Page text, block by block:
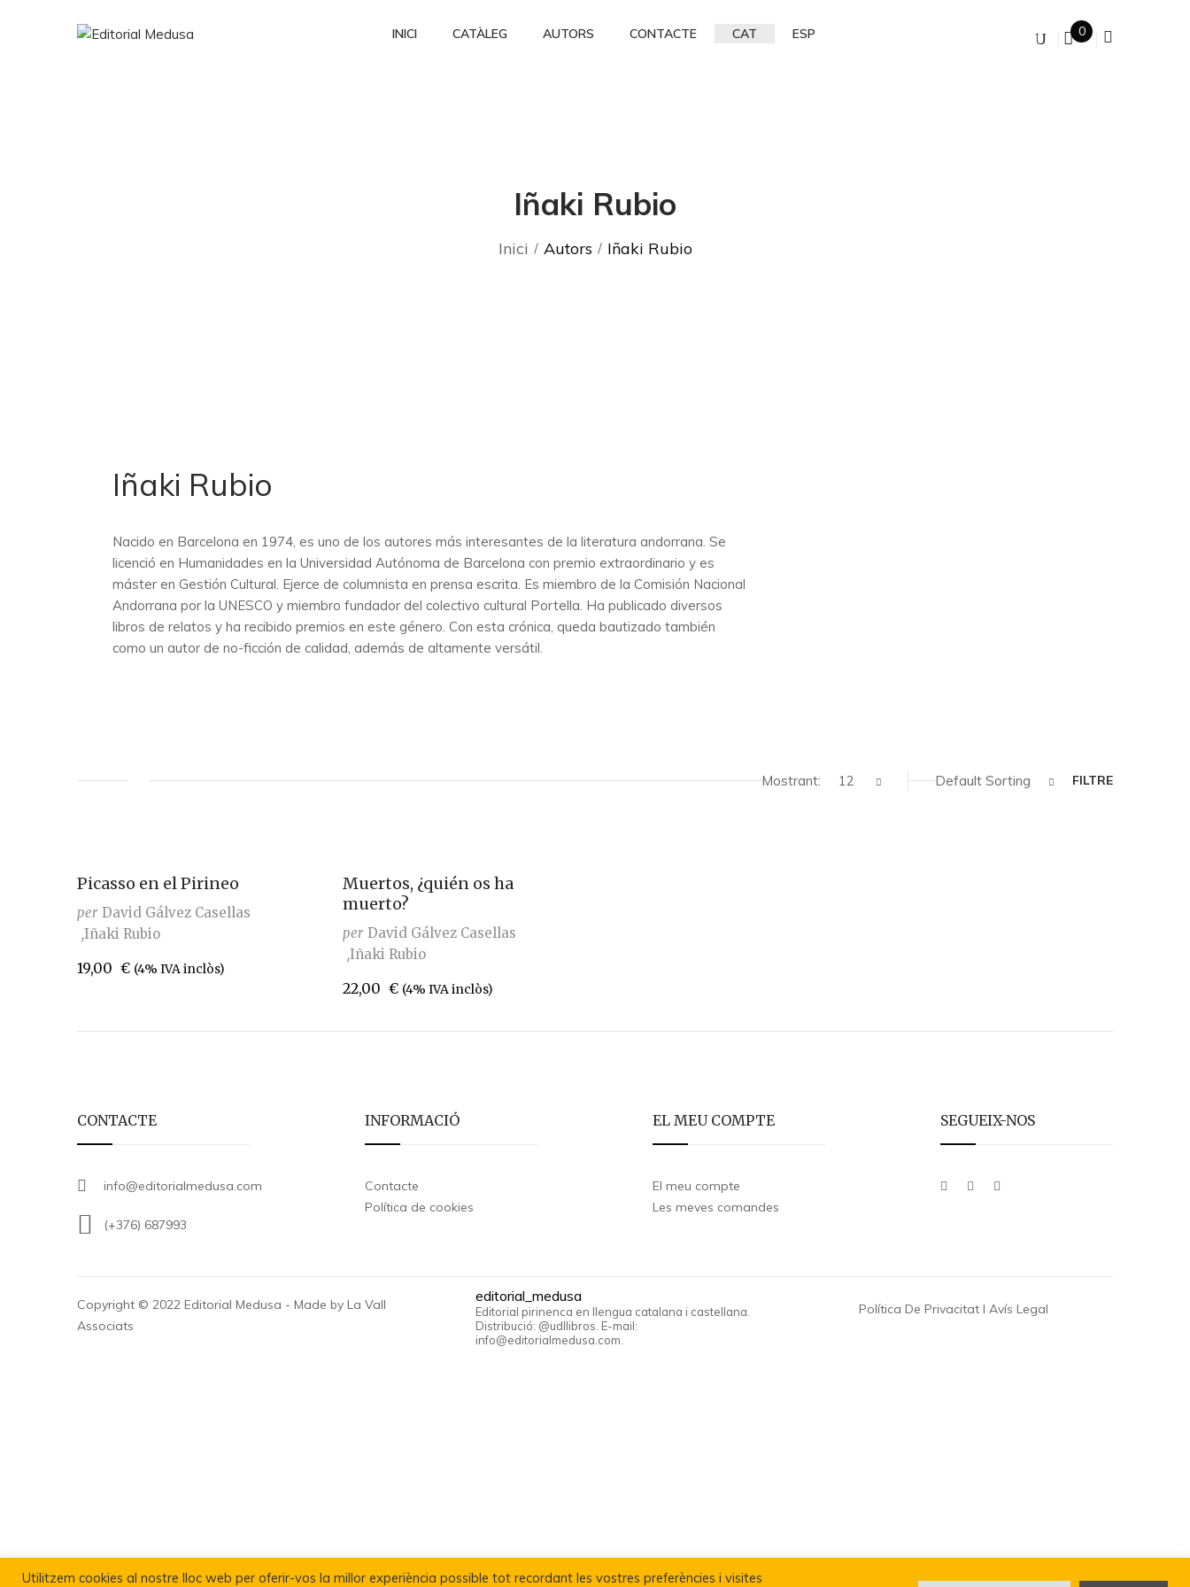
INICI CATÀLEG AUTORS CONTACTE CAT ESP 0
Iñaki Rubio
Inici Autors Iñaki Rubio
Iñaki Rubio
Nacido en Barcelona en 1974, es uno de los autores más interesantes de la literatura andorrana. Se
licenció en Humanidades en la Universidad Autónoma de Barcelona con premio extraordinario y es
máster en Gestión Cultural. Ejerce de columnista en prensa escrita. Es miembro de la Comisión Nacional
Andorrana por la UNESCO y miembro fundador del colectivo cultural Portella. Ha publicado diversos
libros de relatos y ha recibido premios en este género. Con esta crónica, queda bautizado también
como un autor de no-ficción de calidad, además de altamente versátil.
FILTRE
Default Sorting
Mostrant: 12
Picasso en el Pirineo
per David Gálvez Casellas
Iñaki Rubio
19,00 € (4% IVA inclòs)
Muertos, ¿quién os ha
muerto?
per David Gálvez Casellas
Iñaki Rubio
22,00 € (4% IVA inclòs)
CONTACTE
info@editorialmedusa.com
(+376) 687993
INFORMACIÓ
Contacte
Política de cookies
EL MEU COMPTE
El meu compte
Les meves comandes
SEGUEIX-NOS
Copyright © 2022 Editorial Medusa - Made by La Vall
Associats
editorial_medusa
Editorial pirinenca en llengua catalana i castellana.
Distribució: @udllibros. E-mail:
info@editorialmedusa.com.
Política De Privacitat I Avís Legal
Utilitzem cookies al nostre lloc web per oferir-vos la millor experiència possible tot recordant les vostres preferències i visites